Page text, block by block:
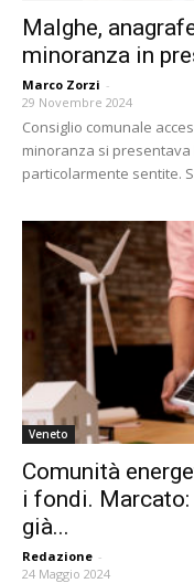
Malghe,
minoranza in
Marco Zorzi -
29 Novembre 2024
Consiglio comunale
minoranza si
particolarmente sentite.
Veneto
Comunità
i fondi. Marcato:
già...
Redazione -
24 Maggio 2024